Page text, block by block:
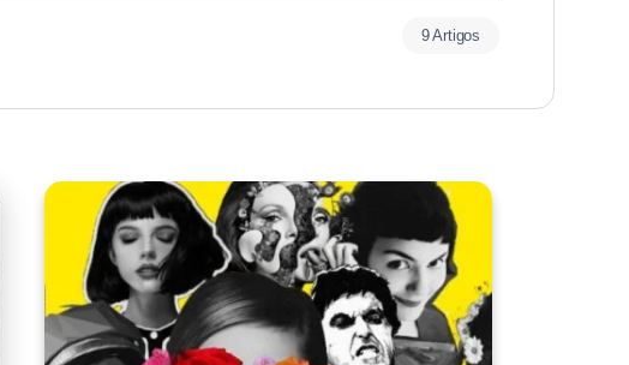
9 Artigos